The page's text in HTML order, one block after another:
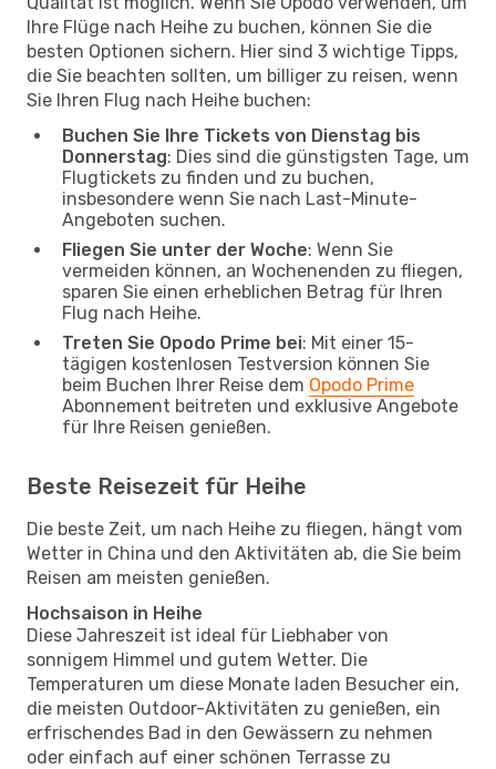
Ihre Flüge nach Heihe zu buchen, können Sie die
besten Optionen sichern. Hier sind 3 wichtige Tipps,
die Sie beachten sollten, um billiger zu reisen, wenn
Sie Ihren Flug nach Heihe buchen:
Buchen Sie Ihre Tickets von Dienstag bis
Donnerstag: Dies sind die günstigsten Tage, um
Flugtickets zu finden und zu buchen,
insbesondere wenn Sie nach Last-Minute-
Angeboten suchen.
Fliegen Sie unter der Woche: Wenn Sie
vermeiden können, an Wochenenden zu fliegen,
sparen Sie einen erheblichen Betrag für Ihren
Flug nach Heihe.
Treten Sie Opodo Prime bei: Mit einer 15-
tägigen kostenlosen Testversion können Sie
beim Buchen Ihrer Reise dem Opodo Prime
Abonnement beitreten und exklusive Angebote
für Ihre Reisen genießen.
Beste Reisezeit für Heihe
Die beste Zeit, um nach Heihe zu fliegen, hängt vom
Wetter in China und den Aktivitäten ab, die Sie beim
Reisen am meisten genießen.
Hochsaison in Heihe
Diese Jahreszeit ist ideal für Liebhaber von
sonnigem Himmel und gutem Wetter. Die
Temperaturen um diese Monate laden Besucher ein,
die meisten Outdoor-Aktivitäten zu genießen, ein
erfrischendes Bad in den Gewässern zu nehmen
oder einfach auf einer schönen Terrasse zu